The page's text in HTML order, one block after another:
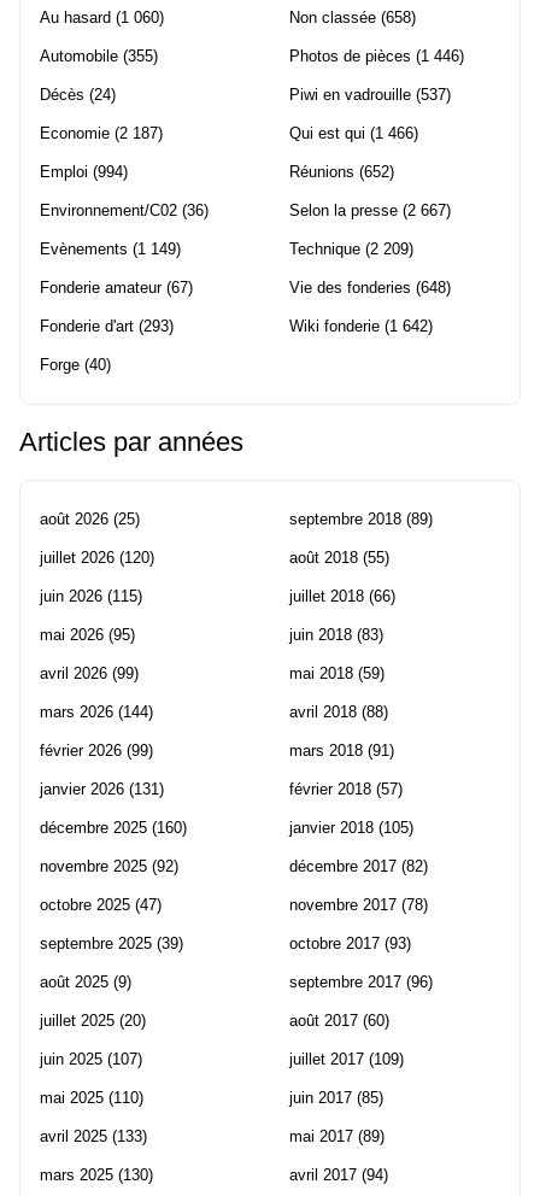
Au hasard (1 060)
Automobile (355)
Décès (24)
Economie (2 187)
Emploi (994)
Environnement/C02 (36)
Evènements (1 149)
Fonderie amateur(67)
Fonderie d'art (293)
Forge (40)
Non classée (658)
Photos de pièces (1 446)
Piwi en vadrouille (537)
Qui est qui (1 466)
Réunions (652)
Selon la presse (2 667)
Technique (2 209)
Vie des fonderies (648)
Wiki fonderie (1 642)
Articles par années
août 2026 (25)
juillet 2026 (120)
juin 2026 (115)
mai 2026 (95)
avril 2026 (99)
mars 2026 (144)
février 2026 (99)
janvier 2026 (131)
décembre 2025 (160)
novembre 2025 (92)
octobre 2025 (47)
septembre 2025 (39)
août 2025 (9)
juillet 2025 (20)
juin 2025 (107)
mai 2025 (110)
avril 2025 (133)
mars 2025 (130)
septembre 2018 (89)
août 2018 (55)
juillet 2018 (66)
juin 2018 (83)
mai 2018 (59)
avril 2018 (88)
mars 2018 (91)
février 2018 (57)
janvier 2018 (105)
décembre 2017 (82)
novembre 2017 (78)
octobre 2017 (93)
septembre 2017 (96)
août 2017 (60)
juillet 2017 (109)
juin 2017 (85)
mai 2017 (89)
avril 2017 (94)